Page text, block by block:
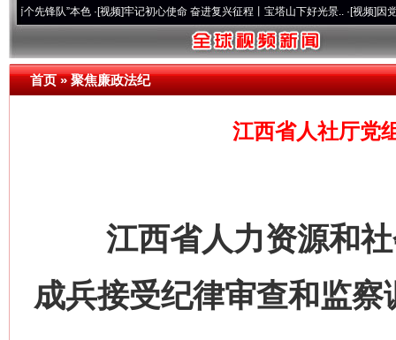
队”本色·[视频]牢记初心使命 奋进复兴征程丨宝塔山下好光景..·[视频]因党而生 为
首页»聚焦廉政法纪
江西省人社厅党
江西省人力资源和社
成兵接受纪律审查和监察